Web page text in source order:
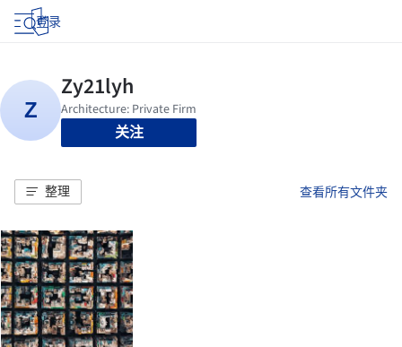
登录
关注
整理 查看所有文件夹